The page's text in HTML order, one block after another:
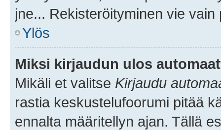
jne... Rekisteröityminen vie
Ylös
Miksi kirjaudun ulos
Mikäli et valitse Kirjaudu
rastia keskustelufoorumi pitää
ennalta määritellyn ajan. Tällä